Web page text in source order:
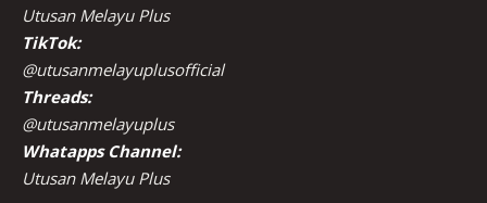
Utusan Melayu Plus
TikTok:
@utusanmelayuplusofficial
Threads:
@utusanmelayuplus
Whatapps Channel:
Utusan Melayu Plus